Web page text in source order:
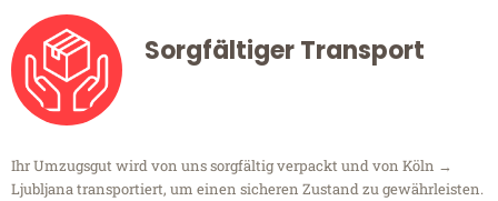
Sorgfältiger Transport
Ihr Umzugsgut wird von uns sorgfältig verpackt und von Köln →
Ljubljana transportiert, um einen sicheren Zustand zu gewährleisten.